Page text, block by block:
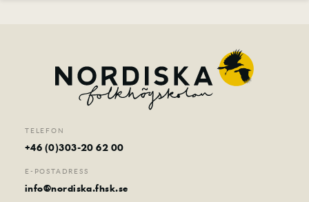
TELEFON
+46 (0)303-20 62 00
E-POSTADRESS
info@nordiska.fhsk.se